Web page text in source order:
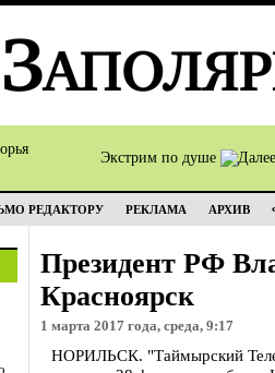
Экстрим по душе
РЕДАКТОРУ РЕКЛАМА АРХИВ
Президент РФ
Красноярск
1 марта 2017 года, среда, 9:17
НОРИЛЬСК. "Таймырский